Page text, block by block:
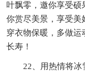
叶飘零，邀你享受硕
你赏尽美景，享受美
穿衣物保暖，多做
长寿！
22、用热情将冰